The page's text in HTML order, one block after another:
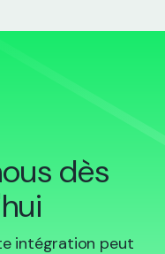
dès
intégration peut